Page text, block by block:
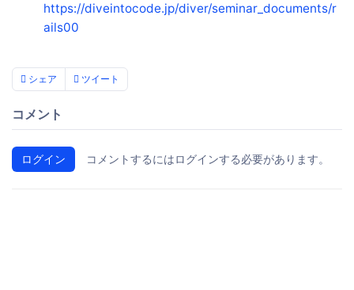
https://diveintocode.jp/diver/seminar_documents/r
ails00
シェア ツイート
コメント
ログイン コメントするにはログインする必要があります。